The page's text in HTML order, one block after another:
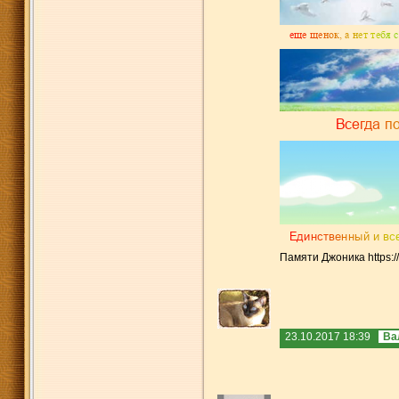
Памяти Джоника
23.10.2017 18:39